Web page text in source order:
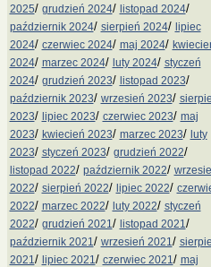
2025/ grudzień 2024/ listopad 2024/
październik 2024/ sierpień 2024/ lipiec
2024/ czerwiec 2024/ maj 2024/
2024/ marzec 2024/ luty 2024/ styczeń
2024/ grudzień 2023/ listopad 2023/
październik 2023/ wrzesień 2023/
2023/ lipiec 2023/ czerwiec 2023/ maj
2023/ kwiecień 2023/ marzec 2023/ luty
2023/ styczeń 2023/ grudzień 2022/
listopad 2022/ październik 2022/
2022/ sierpień 2022/ lipiec 2022/
2022/ marzec 2022/ luty 2022/ styczeń
2022/ grudzień 2021 / listopad 2021 /
październik 2021 / wrzesień 2021 /
2021 / lipiec 2021 / czerwiec 2021 / maj